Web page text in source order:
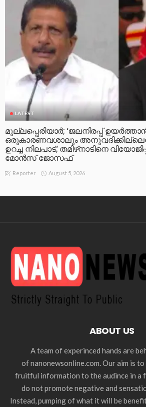
LATEST
മുല്ലപ്പെരിയാര്‍; ‘ജലനിരപ്പ്
ഒരുകാരണവശാലും
ഉറച്ച നിലപാട്; തമിഴ്‌നാടിനെ
മോന്‍സ് ജോസഫ്
Reporter August 5, 2026
ABOUT US
A team of experinced hands are
of nanonewsonline.com. Our aim is
fruitful information to the audince in a
do not promote negative and
Instead, pumping of what it will be